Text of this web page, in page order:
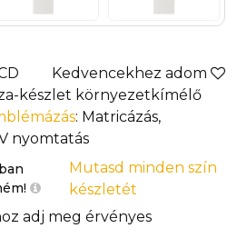
Kedvencekhez adom
készlet környezetkímélő
: Matricázás,
nyomtatás
Mutasd minden szín
készletét
adj meg érvényes